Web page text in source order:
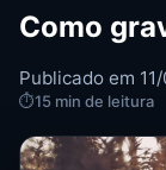
Como
Publicado em
⏱15 min de leitura